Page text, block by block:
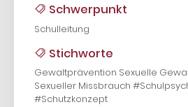
Schwerpunkt
Schulleitung
Stichworte
Gewaltprävention Sexuelle
Sexueller Missbrauch
#Schutzkonzept